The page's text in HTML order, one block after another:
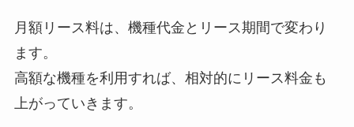
月額リース料は、機種代金とリース期間で変わり
ます。
高額な機種を利用すれば、相対的にリース料金も
上がっていきます。